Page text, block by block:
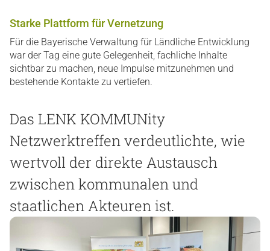
Starke Plattform für Vernetzung
Für die Bayerische Verwaltung für Ländliche Entwicklung
war der Tag eine gute Gelegenheit, fachliche Inhalte
sichtbar zu machen, neue Impulse mitzunehmen und
bestehende Kontakte zu vertiefen.
Das LENK KOMMUNity
Netzwerktreffen verdeutlichte, wie
wertvoll der direkte Austausch
zwischen kommunalen und
staatlichen Akteuren ist.